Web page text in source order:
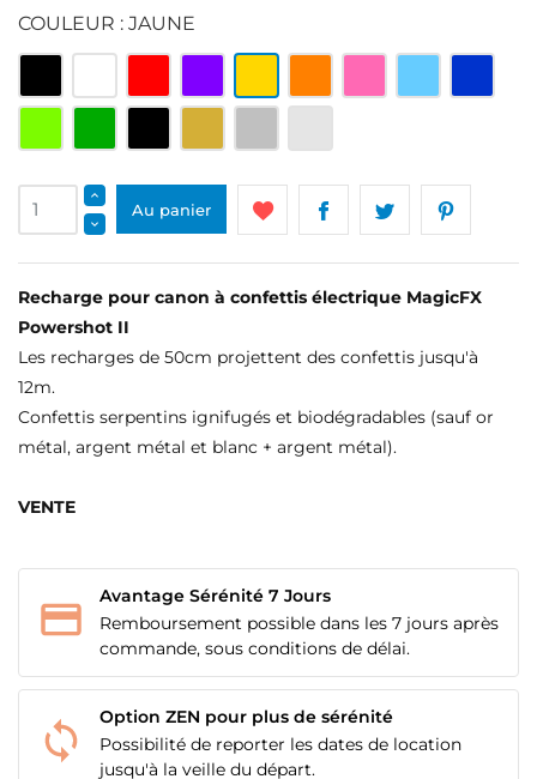
COULEUR : JAUNE
Multicolore Rouge Violet Jaune Orange
Bleu
Vert
Vert Noir
Au panier
Recharge pour canon à confettis électrique MagicFX
Powershot II
Les recharges de 50cm projettent des confettis jusqu'à
12m.
Confettis serpentins ignifugés et biodégradables (sauf or
métal, argent métal et blanc + argent métal).
VENTE
Avantage Sérénité 7 Jours
Remboursement possible dans les 7 jours après
commande, sous conditions de délai.
Option ZEN pour plus de sérénité
Possibilité de reporter les dates de location
jusqu'à la veille du départ.
MES LISTES
add_circle_outline
NOM DE LA LISTE D'ENVIES
Annuler Créer une liste d'envies
Vous devez être connecté pour ajouter des produits
à votre liste d'envies.
Annuler Connexion